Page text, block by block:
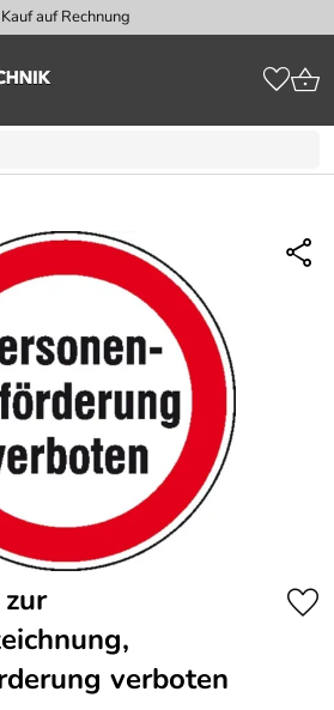
Kauf auf Rechnung
verboten